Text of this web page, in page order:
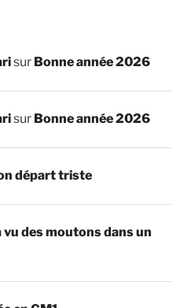
sur Bonne année 2026
sur Bonne année 2026
départ triste
vu des moutons dans un